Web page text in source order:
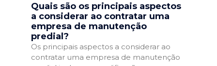
Quais são os principais aspectos
a considerar ao contratar uma
empresa de manutenção
predial?
Os principais aspectos a considerar ao
contratar uma empresa de manutenção